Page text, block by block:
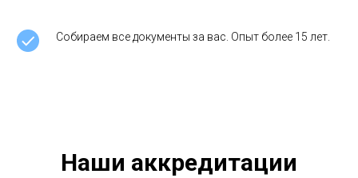
Собираем все документы за вас. Опыт более 15 лет.
Наши аккредитации